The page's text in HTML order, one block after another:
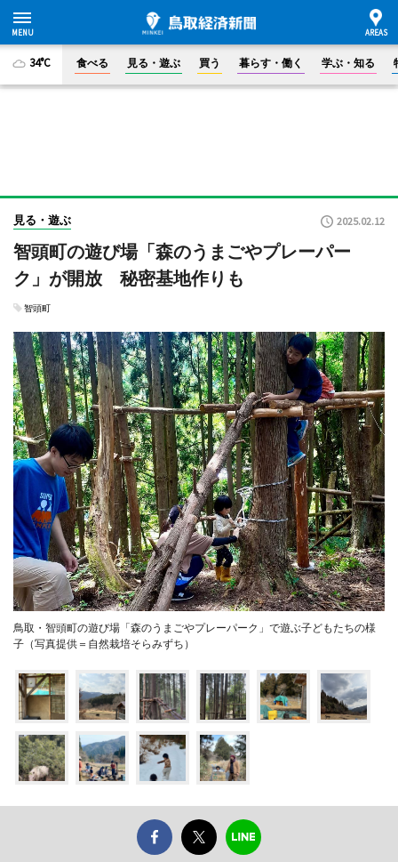
34°C 食べる 見る・遊ぶ 買う 暮らす・働く 学ぶ・知る
見る・遊ぶ 2025.02.12
智頭町の遊び場「森のうまごやプレーパー
ク」が開放 秘密基地作りも
智頭町
鳥取・智頭町の遊び場「森のうまごやプレーパーク」で遊ぶ子どもたちの様
子（写真提供＝自然栽培そらみずち）